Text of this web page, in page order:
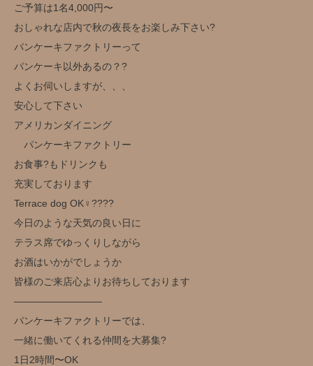
ご予算は1名4,000円〜
おしゃれな店内で秋の夜長をお楽しみ下さい?
パンケーキファクトリーって
パンケーキ以外あるの？?
よくお伺いしますが、、、
安心して下さい
アメリカンダイニング
パンケーキファクトリー
お食事?もドリンクも
充実しております
Terrace dog OK‍♀️??‍??
今日のような天気の良い日に
テラス席でゆっくりしながら
お酒はいかがでしょうか️
皆様のご来店心よりお待ちしております
—————————
パンケーキファクトリーでは、
一緒に働いてくれる仲間を大募集?
1日2時間〜OK